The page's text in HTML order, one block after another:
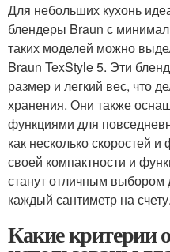
Для небольших кухонь
блендеры Braun с
таких моделей можно
Braun TexStyle 5. Эти
размер и легкий вес, что
хранения. Они также
функциями для
как несколько скоростей
своей компактности и
станут отличным выбором
каждый сантиметр на счету.
Какие критерии